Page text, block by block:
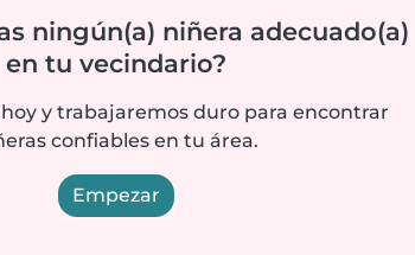
ningún(a) niñera adecuado(a)
en tu vecindario?
y trabajaremos duro para encontrar
confiables en tu área.
Empezar